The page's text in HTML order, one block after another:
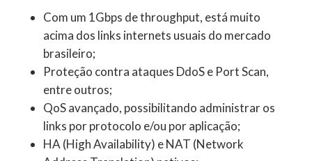
Com um 1Gbps de throughput, está muito
acima dos links internets usuais do mercado
brasileiro;
Proteção contra ataques DdoS e Port Scan,
entre outros;
QoS avançado, possibilitando administrar os
links por protocolo e/ou por aplicação;
HA (High Availability) e NAT (Network